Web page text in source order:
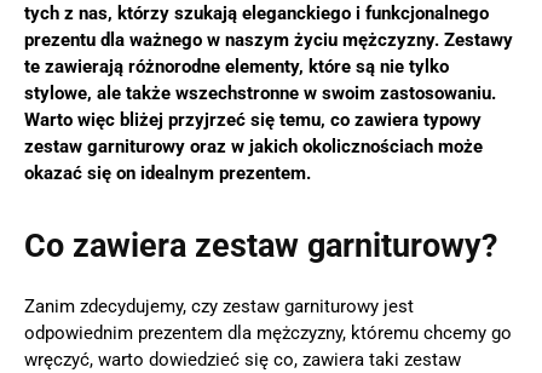
tych z nas, którzy szukają eleganckiego i funkcjonalnego
prezentu dla ważnego w naszym życiu mężczyzny. Zestawy
te zawierają różnorodne elementy, które są nie tylko
stylowe, ale także wszechstronne w swoim zastosowaniu.
Warto więc bliżej przyjrzeć się temu, co zawiera typowy
zestaw garniturowy oraz w jakich okolicznościach może
okazać się on idealnym prezentem.
Co zawiera zestaw garniturowy?
Zanim zdecydujemy, czy zestaw garniturowy jest
odpowiednim prezentem dla mężczyzny, któremu chcemy go
wręczyć, warto dowiedzieć się co, zawiera taki zestaw